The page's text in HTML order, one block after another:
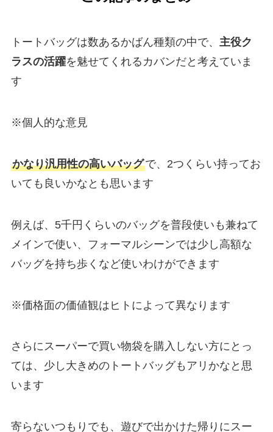
トートバッグは数あるかばん種類の中で、 主役ク
ラスの活躍を魅せてくれるカバンだと考えていま
す
※個人的な意見
かなり汎用性の高いバッグで、2つくらい持ってお
いても良いかなとも思います
例えば、5千円くらいのバッグを普段使いも兼ねて
メインで使い、フォーマルシーンでは少し高額な
バッグを持ち歩くなど使いわけができます
※価格面の価値観はヒトによって異なります
さらにスーパーで買い物袋を購入しない方にとっ
ては、少し大きめのトートバッグもアリかなと思
います
寄らないつもりでも、遊びで出かけた帰りにスー